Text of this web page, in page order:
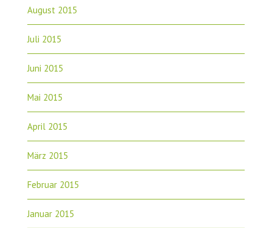
August 2015
Juli 2015
Juni 2015
Mai 2015
April 2015
März 2015
Februar 2015
Januar 2015